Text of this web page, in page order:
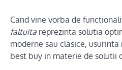
Cand vine vorba de
faltuita reprezinta solutia
moderne sau clasice,
best buy in materie de solutii